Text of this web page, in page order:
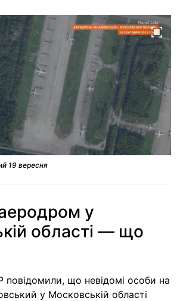
19 вересня
у
області — що
повідомили, що невідомі особи на
у Московській області